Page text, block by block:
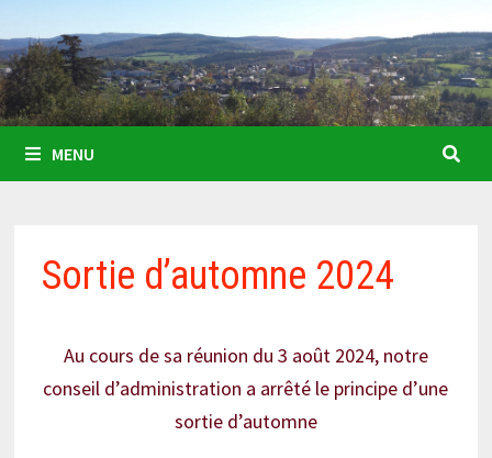
MENU
Sortie d’automne 2024
Au cours de sa réunion du 3 août 2024, notre
conseil d’administration a arrêté le principe d’une
sortie d’automne